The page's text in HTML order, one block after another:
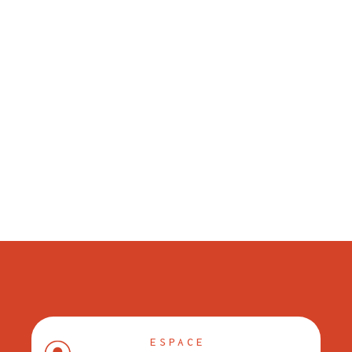
ESPACE